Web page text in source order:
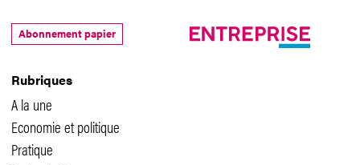
Rubriques
A la une
Economie et politique
Pratique
Abonnement papier